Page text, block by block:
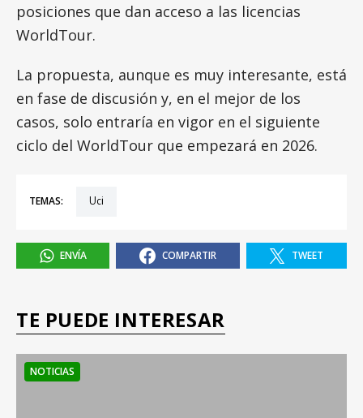
posiciones que dan acceso a las licencias
WorldTour.
La propuesta, aunque es muy interesante, está
en fase de discusión y, en el mejor de los
casos, solo entraría en vigor en el siguiente
ciclo del WorldTour que empezará en 2026.
TEMAS: uci
ENVÍA COMPARTIR TWEET
TE PUEDE INTERESAR
NOTICIAS